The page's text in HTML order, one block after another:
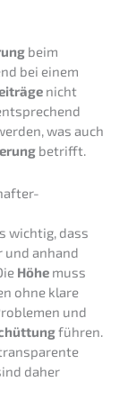
beim
bei einem
nicht
was auch
betrifft.
wichtig, dass
und anhand
Höhe muss
ohne klare
und
führen.
daher